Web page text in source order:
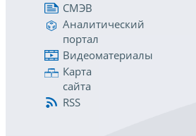
СМЭВ
Аналитический
портал
Видеоматериалы
Карта
сайта
RSS